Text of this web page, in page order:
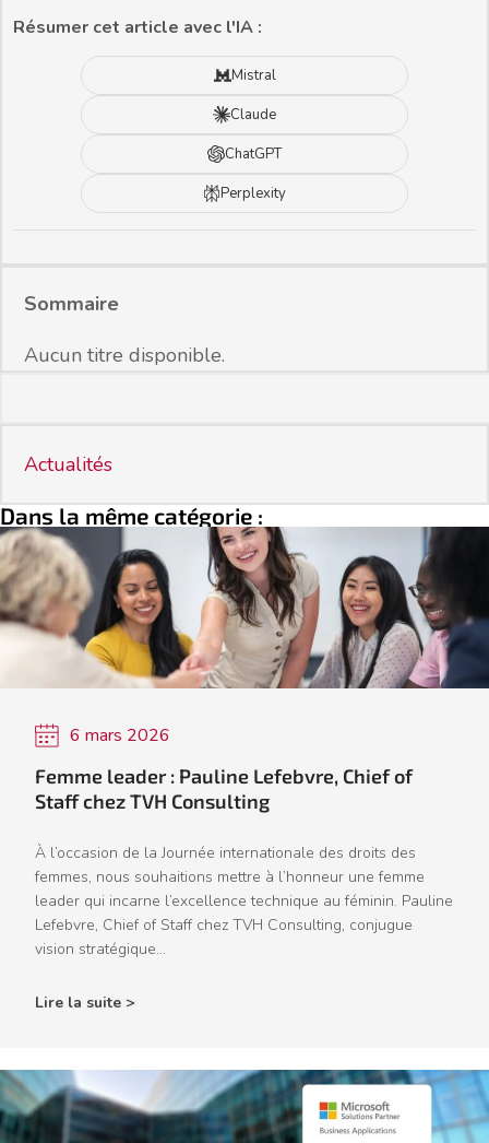
Résumer cet article avec l'IA :
Mistral
Claude
ChatGPT
Perplexity
Sommaire
Aucun titre disponible.
Actualités
Dans la même catégorie :
6 mars 2026
Femme leader : Pauline Lefebvre, Chief of
Staff chez TVH Consulting
À l’occasion de la Journée internationale des droits des
femmes, nous souhaitions mettre à l’honneur une femme
leader qui incarne l’excellence technique au féminin. Pauline
Lefebvre, Chief of Staff chez TVH Consulting, conjugue
vision stratégique...
Lire la suite >